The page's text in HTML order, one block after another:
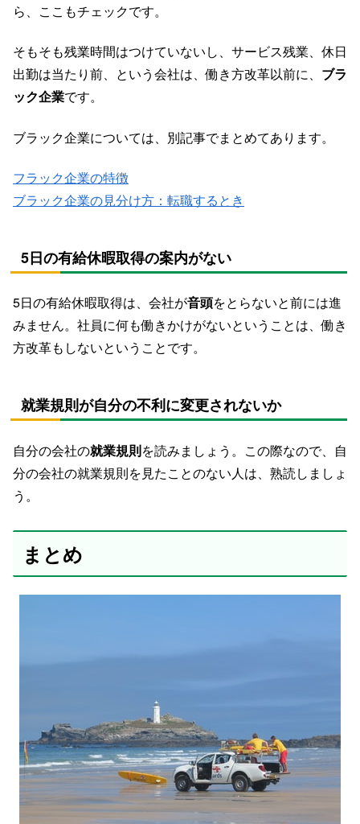
ら、ここもチェックです。
そもそも残業時間はつけていないし、サービス残業、休日
出勤は当たり前、という会社は、働き方改革以前に、 ブラ
ック企業です。
ブラック企業については、別記事でまとめてあります。
フラック企業の特徴
ブラック企業の見分け方：転職するとき
5日の有給休暇取得の案内がない
5日の有給休暇取得は、会社が音頭をとらないと前には進
みません。社員に何も働きかけがないということは、働き
方改革もしないということです。
就業規則が自分の不利に変更されないか
自分の会社の就業規則を読みましょう。この際なので、自
分の会社の就業規則を見たことのない人は、熟読しましょ
う。
まとめ